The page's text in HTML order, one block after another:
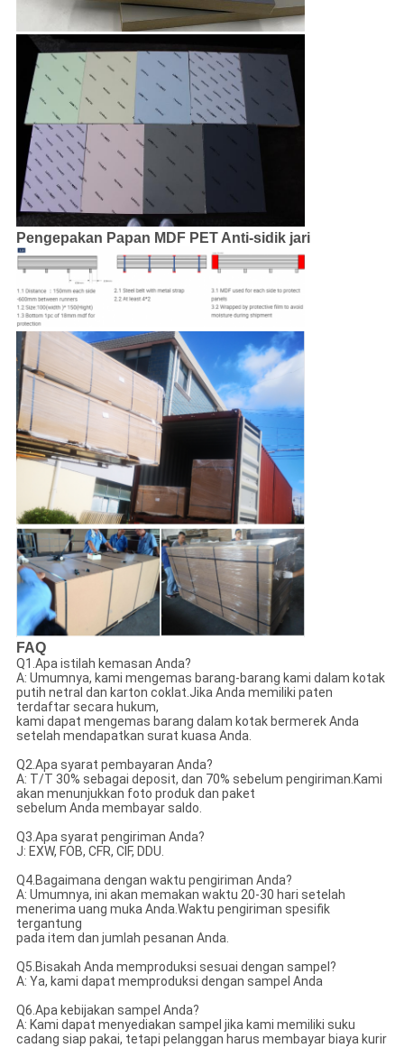
Pengepakan Papan MDF PET Anti-sidik jari
FAQ
Q1.Apa istilah kemasan Anda?
A: Umumnya, kami mengemas barang-barang kami dalam kotak
putih netral dan karton coklat.Jika Anda memiliki paten
terdaftar secara hukum,
kami dapat mengemas barang dalam kotak bermerek Anda
setelah mendapatkan surat kuasa Anda.
Q2.Apa syarat pembayaran Anda?
A: T/T 30% sebagai deposit, dan 70% sebelum pengiriman.Kami
akan menunjukkan foto produk dan paket
sebelum Anda membayar saldo.
Q3.Apa syarat pengiriman Anda?
J: EXW, FOB, CFR, CIF, DDU.
Q4.Bagaimana dengan waktu pengiriman Anda?
A: Umumnya, ini akan memakan waktu 20-30 hari setelah
menerima uang muka Anda.Waktu pengiriman spesifik
tergantung
pada item dan jumlah pesanan Anda.
Q5.Bisakah Anda memproduksi sesuai dengan sampel?
A: Ya, kami dapat memproduksi dengan sampel Anda
Q6.Apa kebijakan sampel Anda?
A: Kami dapat menyediakan sampel jika kami memiliki suku
cadang siap pakai, tetapi pelanggan harus membayar biaya kurir